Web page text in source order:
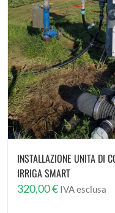
INSTALLAZIONE UNITA DI
IRRIGA SMART
320,00€ IVA esclusa